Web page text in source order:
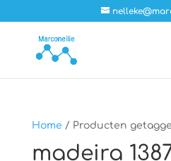
Home / Producten
madeira